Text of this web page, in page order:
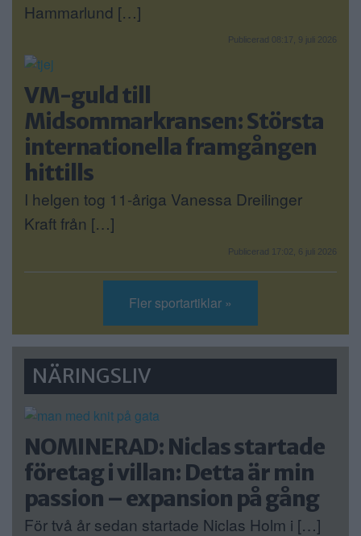
Hammarlund […]
Publicerad 08:17, 9 juli 2026
VM-guld till
Midsommarkransen: Största
internationella framgången
hittills
I helgen tog 11-åriga Vanessa Dreilinger
Kraft från […]
Publicerad 17:02, 6 juli 2026
Fler sportartiklar »
NÄRINGSLIV
NOMINERAD: Niclas startade
företag i villan: Detta är min
passion – expansion på gång
För två år sedan startade Niclas Holm i […]